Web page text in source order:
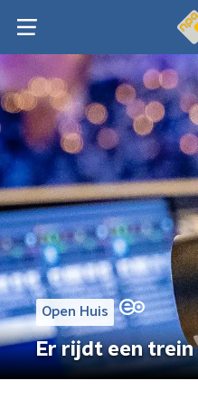
Open Huis
Er rijdt een